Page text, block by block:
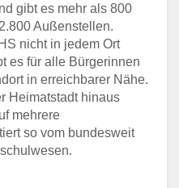
gibt es mehr als 800
Außenstellen.
nicht in jedem Ort
es für alle Bürgerinnen
in erreichbarer Nähe.
Heimatstadt hinaus
mehrere
so vom bundesweit